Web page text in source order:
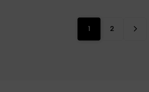
1 2